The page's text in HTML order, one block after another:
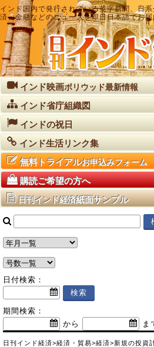
インド国内で発行されている英字新聞、日
済・金融などのニュースを即日日本語でお
インド映画ボリウッド最新情報
インド省庁組織図
インドの祝日
インド生活リンク集
無料トライアルお申込みフォーム
購読ご希望の方へ
日刊インド経済紙面サンプル
日付検索：
期間検索：
から
ま
日刊インド経済>経済・貿易>経済>新規の投資